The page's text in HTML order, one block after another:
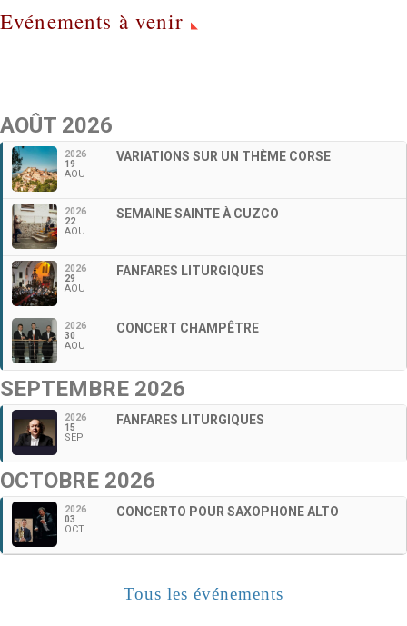
Evénements à venir
AOÛT 2026
2026
19
AOU
VARIATIONS SUR UN THÈME CORSE
2026
22
AOU
SEMAINE SAINTE À CUZCO
2026
29
AOU
FANFARES LITURGIQUES
2026
30
AOU
CONCERT CHAMPÊTRE
SEPTEMBRE 2026
2026
15
SEP
FANFARES LITURGIQUES
OCTOBRE 2026
2026
03
OCT
CONCERTO POUR SAXOPHONE ALTO
Tous les événements